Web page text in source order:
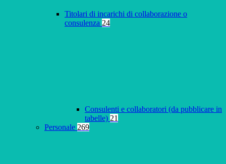
Titolari di incarichi di collaborazione o
consulenza 24
Consulenti e collaboratori (da pubblicare in
tabelle) 21
Personale 269